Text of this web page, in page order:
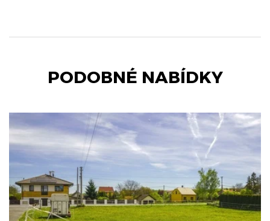
PODOBNÉ NABÍDKY